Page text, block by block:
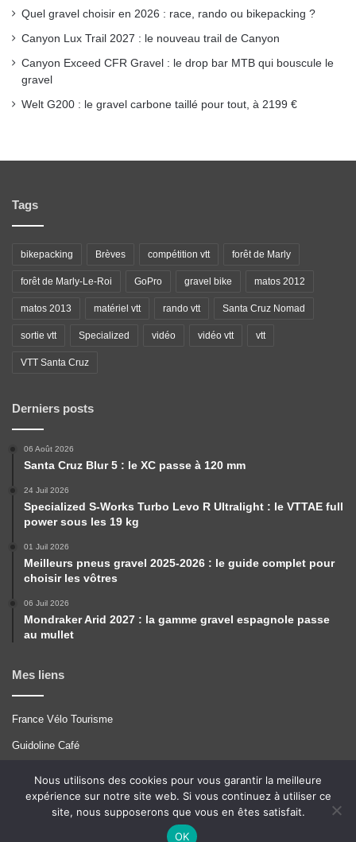
Quel gravel choisir en 2026 : race, rando ou bikepacking ?
Canyon Lux Trail 2027 : le nouveau trail de Canyon
Canyon Exceed CFR Gravel : le drop bar MTB qui bouscule le
gravel
Welt G200 : le gravel carbone taillé pour tout, à 2199 €
Tags
bikepacking Brèves compétition vtt forêt de Marly
forêt de Marly-Le-Roi GoPro gravel bike matos 2012
matos 2013 matériel vtt rando vtt Santa Cruz Nomad
sortie vtt Specialized vidéo vidéo vtt vtt
VTT Santa Cruz
Derniers posts
06 Août 2026
Santa Cruz Blur 5 : le XC passe à 120 mm
24 Juil 2026
Specialized S-Works Turbo Levo R Ultralight : le VTTAE full
power sous les 19 kg
01 Juil 2026
Meilleurs pneus gravel 2025-2026 : le guide complet pour
choisir les vôtres
06 Juil 2026
Mondraker Arid 2027 : la gamme gravel espagnole passe
au mullet
Mes liens
France Vélo Tourisme
Guidoline Café
Tcrouzet
Nous utilisons des cookies pour vous garantir la meilleure
expérience sur notre site web. Si vous continuez à utiliser ce
site, nous supposerons que vous en êtes satisfait.
OK